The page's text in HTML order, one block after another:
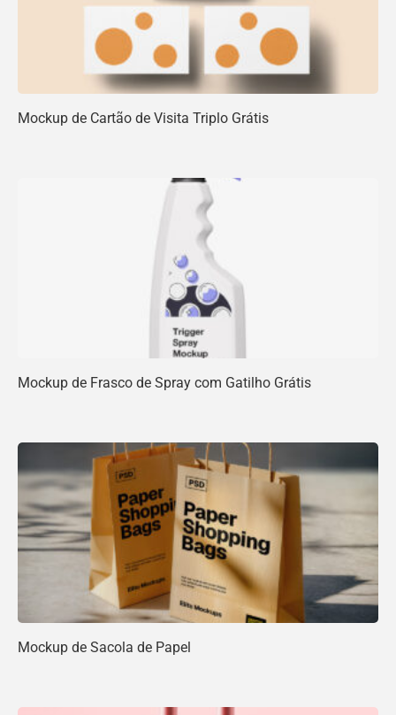
Mockup de Cartão de Visita Triplo Grátis
Mockup de Frasco de Spray com Gatilho Grátis
Mockup de Sacola de Papel